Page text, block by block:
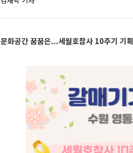
문화공간 꿈꿈은...세월호참사 10주기 기획